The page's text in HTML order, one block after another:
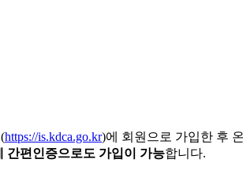
https://is.kdca.go.kr)에 회원으로 가입한 후
간편인증으로도 가입이 가능합니다.